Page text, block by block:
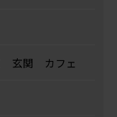
玄関 カフェ